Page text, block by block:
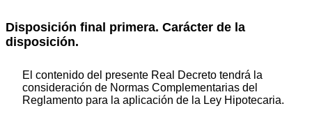
Disposición final primera. Carácter de la
disposición.
El contenido del presente Real Decreto tendrá la
consideración de Normas Complementarias del
Reglamento para la aplicación de la Ley Hipotecaria.